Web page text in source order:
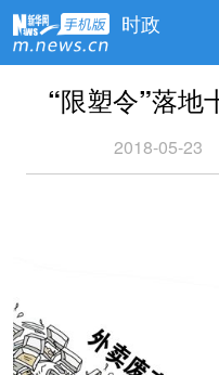
时政
“限塑令”落地
2018-05-23